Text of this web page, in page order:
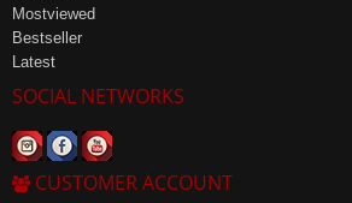
Mostviewed
Bestseller
Latest
SOCIAL NETWORKS
CUSTOMER ACCOUNT